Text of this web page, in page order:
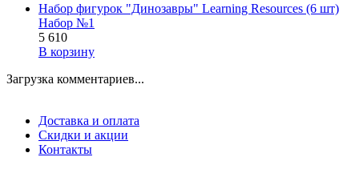
Набор фигурок "Динозавры" Learning Resources (6 шт)
Набор №1
5 610
В корзину
Загрузка комментариев...
Доставка и оплата
Скидки и акции
Контакты